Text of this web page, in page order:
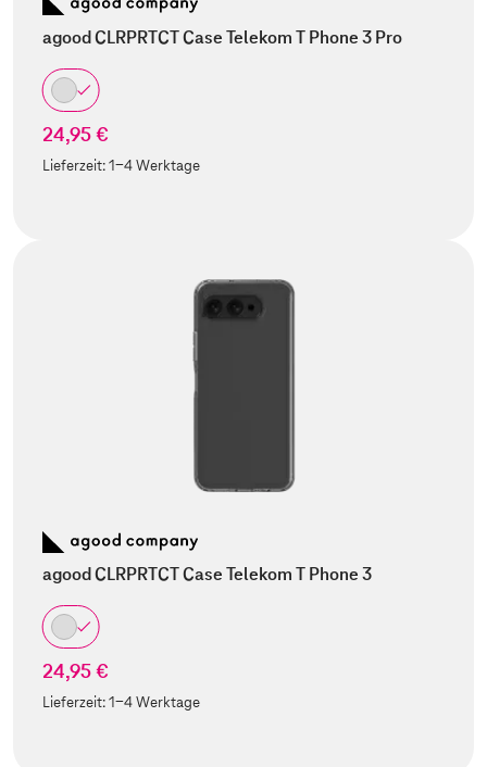
agood CLRPRTCT Case Telekom T Phone 3 Pro
24,95 €
Lieferzeit:1-4 Werktage
agood CLRPRTCT Case Telekom T Phone 3
24,95 €
Lieferzeit:1-4 Werktage